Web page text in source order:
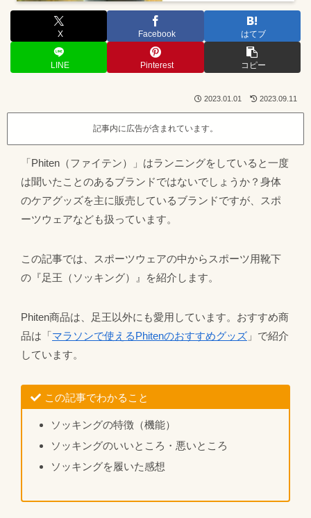
X Facebook はてブ
LINE Pinterest コピー
2023.01.01 2023.09.11
記事内に広告が含まれています。
「Phiten（ファイテン）」はランニングをしていると一度
は聞いたことのあるブランドではないでしょうか？身体
のケアグッズを主に販売しているブランドですが、スポ
ーツウェアなども扱っています。
この記事では、スポーツウェアの中からスポーツ用靴下
の『足王（ソッキング）』を紹介します。
Phiten商品は、足王以外にも愛用しています。おすすめ商
品は「マラソンで使えるPhitenのおすすめグッズ 」で紹介
しています。
この記事でわかること
ソッキングの特徴（機能）
ソッキングのいいところ・悪いところ
ソッキングを履いた感想